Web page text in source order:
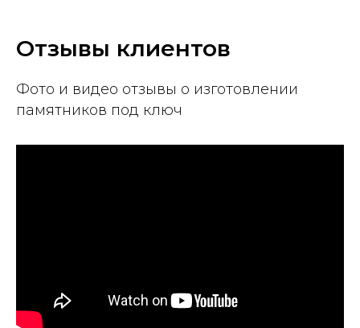
Отзывы клиентов
Фото и видео отзывы о изготовлении
памятников под ключ